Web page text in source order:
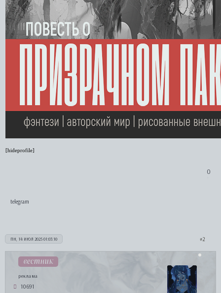
[hideprofile]
0
telegram
2
ПН, 14 ИЮЛ 2025 01:03:10
вестник
реклама
10691